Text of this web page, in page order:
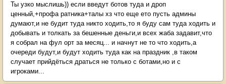
Ты узко мыслишь)) если введут ботов туда и дроп
ценный,+профа ратника+талы хз что еще ето пусть админы
думают,и не будит туда никто ходить,то я буду сам туда ходить и
добывать и толкать за бешенные деньги,и всех жаба задавит,что
я собрал на фул орт за месяц... и начнут не то что ходить,а
очереди будут,и будут ходить туда как на праздник ,в таком
случает прийдёться драться не только с ботами,но и с
игроками...